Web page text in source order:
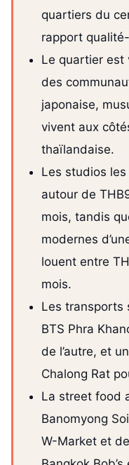
quartiers du
rapport
Le quartier est
des
japonaise,
vivent aux
thaïlandaise.
Les studios
autour de
mois, tandis
modernes
louent entre
mois.
Les transports
BTS Phra
de l’autre, et
Chalong Rat
La street food
Banomyong
W-Market et